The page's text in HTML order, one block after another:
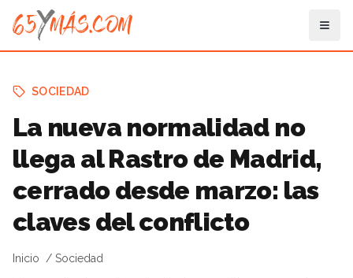
SOCIEDAD
La nueva normalidad no
llega al Rastro de Madrid,
cerrado desde marzo: las
claves del conflicto
Inicio Sociedad